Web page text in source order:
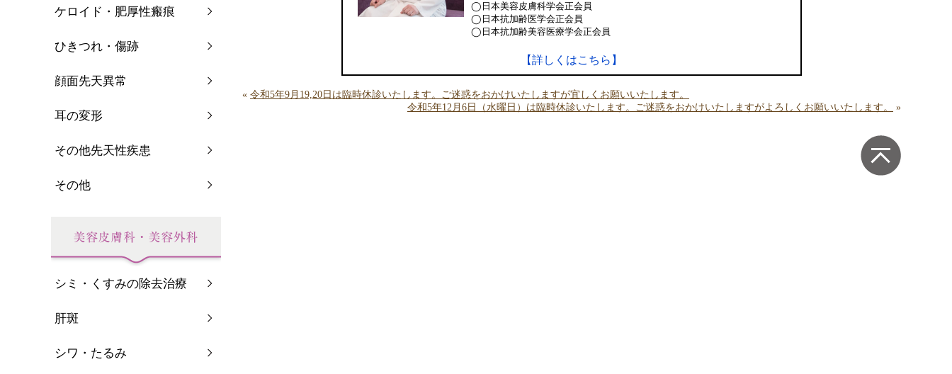
◯日本美容皮膚科学会正会員
◯日本抗加齢医学会正会員
◯日本抗加齢美容医療学会正会員
【詳しくはこちら】
« 令和5年9月19,20日は臨時休診いたします。ご迷惑をおかけいたしますが宜しくお願いいたします。
令和5年12月6日（水曜日）は臨時休診いたします。ご迷惑をおかけいたしますがよろしくお願いいたします。
»
ケロイド・肥厚性瘢痕
ひきつれ・傷跡
顔面先天異常
耳の変形
その他先天性疾患
その他
シミ・くすみの除去治療
肝斑
シワ・たるみ